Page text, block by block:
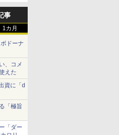
半の
事
1カ月
ドーナ
、コメ
えた
資に「d
「極旨
「ダー